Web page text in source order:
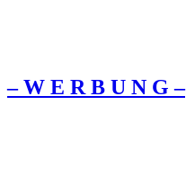
– W Ε R Β U Ν G –